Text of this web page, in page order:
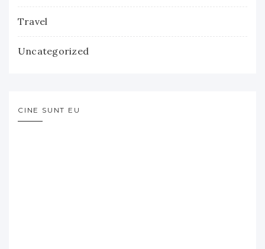
Travel
Uncategorized
CINE SUNT EU